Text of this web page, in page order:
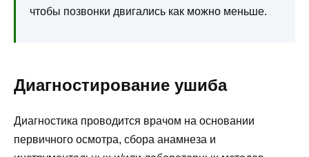
чтобы позвонки двигались как можно меньше.
Диагностирование ушиба
Диагностика проводится врачом на основании
первичного осмотра, сбора анамнеза и